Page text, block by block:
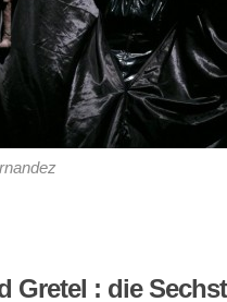
Gretel : die